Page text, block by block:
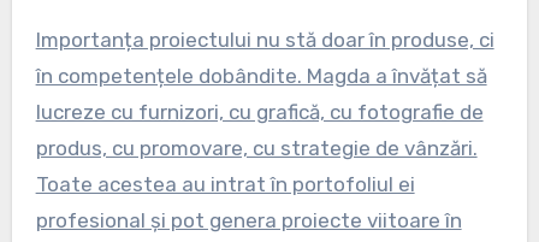
Importanța proiectului nu stă doar în produse, ci
în competențele dobândite. Magda a învățat să
lucreze cu furnizori, cu grafică, cu fotografie de
produs, cu promovare, cu strategie de vânzări.
Toate acestea au intrat în portofoliul ei
profesional și pot genera proiecte viitoare în